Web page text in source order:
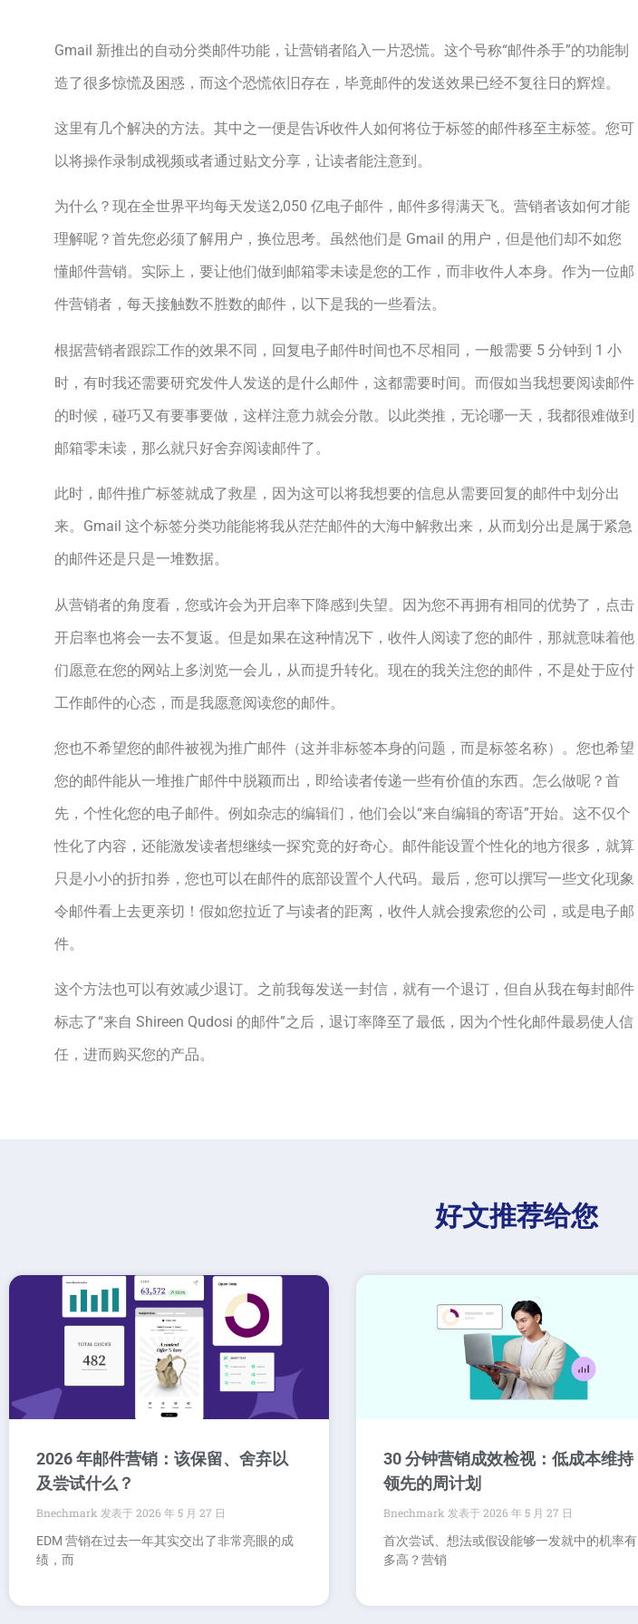
Gmail 新推出的自动分类邮件功能，让营销者陷入一片恐慌。这个号称“邮件杀手”的功能制
造了很多惊慌及困惑，而这个恐慌依旧存在，毕竟邮件的发送效果已经不复往日的辉煌。
这里有几个解决的方法。其中之一便是告诉收件人如何将位于标签的邮件移至主标签。您可
以将操作录制成视频或者通过贴文分享，让读者能注意到。
为什么？现在全世界平均每天发送2,050 亿电子邮件，邮件多得满天飞。营销者该如何才能
理解呢？首先您必须了解用户，换位思考。虽然他们是 Gmail 的用户，但是他们却不如您
懂邮件营销。实际上，要让他们做到邮箱零未读是您的工作，而非收件人本身。作为一位邮
件营销者，每天接触数不胜数的邮件，以下是我的一些看法。
根据营销者跟踪工作的效果不同，回复电子邮件时间也不尽相同，一般需要 5 分钟到 1 小
时，有时我还需要研究发件人发送的是什么邮件，这都需要时间。而假如当我想要阅读邮件
的时候，碰巧又有要事要做，这样注意力就会分散。以此类推，无论哪一天，我都很难做到
邮箱零未读，那么就只好舍弃阅读邮件了。
此时，邮件推广标签就成了救星，因为这可以将我想要的信息从需要回复的邮件中划分出
来。Gmail 这个标签分类功能能将我从茫茫邮件的大海中解救出来，从而划分出是属于紧急
的邮件还是只是一堆数据。
从营销者的角度看，您或许会为开启率下降感到失望。因为您不再拥有相同的优势了，点击
开启率也将会一去不复返。但是如果在这种情况下，收件人阅读了您的邮件，那就意味着他
们愿意在您的网站上多浏览一会儿，从而提升转化。现在的我关注您的邮件，不是处于应付
工作邮件的心态，而是我愿意阅读您的邮件。
您也不希望您的邮件被视为推广邮件（这并非标签本身的问题，而是标签名称）。您也希望
您的邮件能从一堆推广邮件中脱颖而出，即给读者传递一些有价值的东西。怎么做呢？首
先，个性化您的电子邮件。例如杂志的编辑们，他们会以“来自编辑的寄语”开始。这不仅个
性化了内容，还能激发读者想继续一探究竟的好奇心。邮件能设置个性化的地方很多，就算
只是小小的折扣券，您也可以在邮件的底部设置个人代码。最后，您可以撰写一些文化现象
令邮件看上去更亲切！假如您拉近了与读者的距离，收件人就会搜索您的公司，或是电子邮
件。
这个方法也可以有效减少退订。之前我每发送一封信，就有一个退订，但自从我在每封邮件
标志了“来自 Shireen Qudosi 的邮件”之后，退订率降至了最低，因为个性化邮件最易使人信
任，进而购买您的产品。
好文推荐给您
2026 年邮件营销：该保留、舍弃以
及尝试什么？
Bnechmark
2026 年 5 月 27 日
EDM 营销在过去一年其实交出了非常亮眼的成
绩，而
30 分钟营销成效检视：低成本维持
领先的周计划
Bnechmark
2026 年 5 月 27 日
首次尝试、想法或假设能够一发就中的机率有
多高？营销